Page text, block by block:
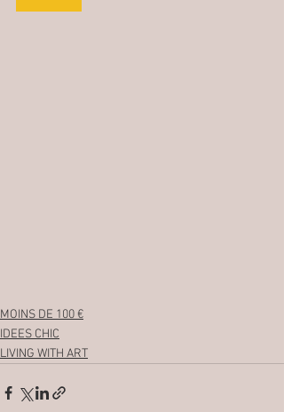
MOINS DE 100 €
IDEES CHIC
LIVING WITH ART